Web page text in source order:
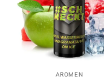
AROMEN